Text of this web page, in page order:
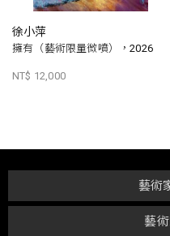
徐小萍
擁有（藝術限量微噴），2026
NT$ 12,000
藝
藝術